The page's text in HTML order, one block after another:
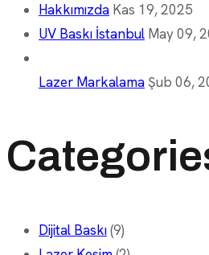
Hakkımızda Kas 19, 2025
UV Baskı İstanbul May 09,
Lazer Markalama Şub 06,
Dijital Baskı(9)